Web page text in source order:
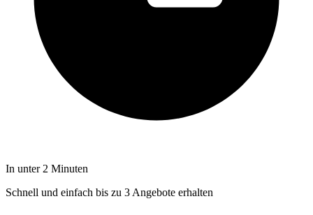
In unter 2 Minuten
Schnell und einfach bis zu 3 Angebote erhalten